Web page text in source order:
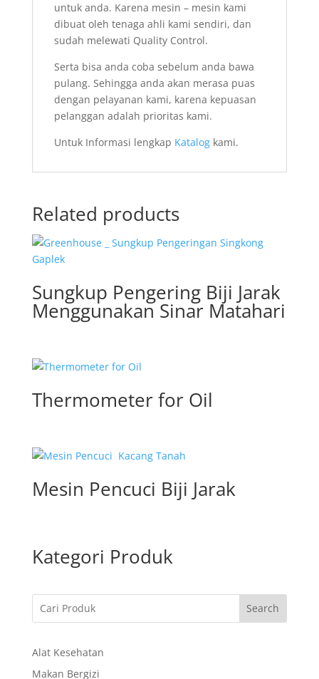
untuk anda. Karena mesin – mesin kami
dibuat oleh tenaga ahli kami sendiri, dan
sudah melewati Quality Control.
Serta bisa anda coba sebelum anda bawa
pulang. Sehingga anda akan merasa puas
dengan pelayanan kami, karena kepuasan
pelanggan adalah prioritas kami.
Untuk Informasi lengkap Katalogkami.
Related products
Sungkup Pengering Biji Jarak
Menggunakan Sinar Matahari
Thermometer for Oil
Mesin Pencuci Biji Jarak
Kategori Produk
Search
Alat Kesehatan
Makan Bergizi